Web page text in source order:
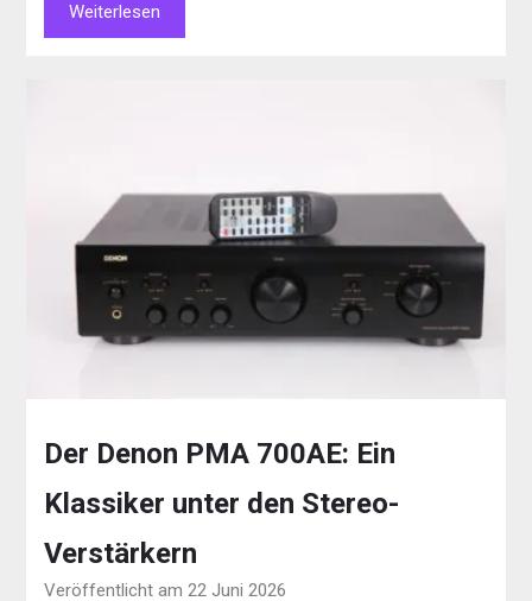
Weiterlesen
Der Denon PMA 700AE: Ein
Klassiker unter den Stereo-
Verstärkern
Veröffentlicht am 22 Juni 2026